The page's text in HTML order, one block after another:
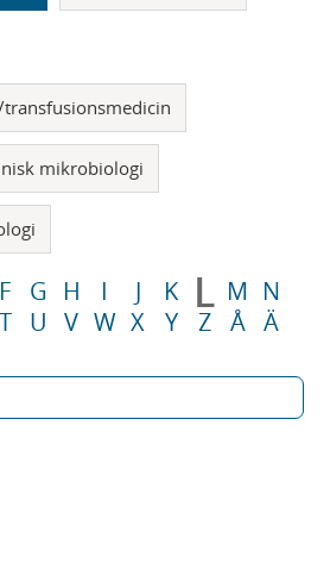
mikrobiologi
F G H I J K L M N
T U V W X Y Z Å Ä